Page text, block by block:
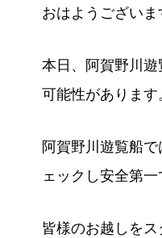
おはようございま
本日、阿賀野川
可能性があります。
阿賀野川遊覧船
ェックし安全第
皆様のお越しを